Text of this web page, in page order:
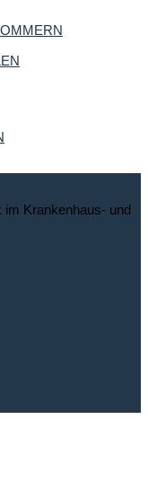
Krankenhaus- und